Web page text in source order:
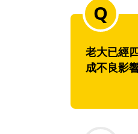
老大已經
成不良影